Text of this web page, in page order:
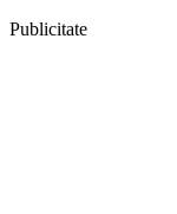
Publicitate